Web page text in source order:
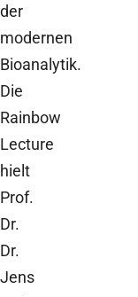
der
modernen
Bioanalytik.
Die
Rainbow
Lecture
hielt
Prof.
Dr.
Dr.
Jens